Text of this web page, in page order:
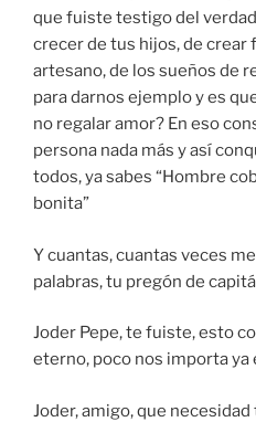
que fuiste testigo del
crecer de tus hijos, de crear
artesano, de los sueños de
para darnos ejemplo y es
no regalar amor? En eso
persona nada más y así
todos, ya sabes “Hombre
bonita”
Y cuantas, cuantas veces
palabras, tu pregón de
Joder Pepe, te fuiste, esto
eterno, poco nos importa
Joder, amigo, que